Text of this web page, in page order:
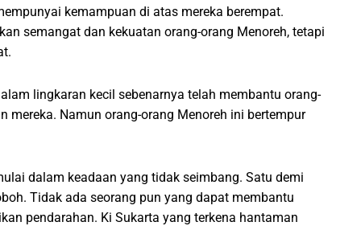
kemampuan di atas mereka berempat.
semangat dan kekuatan orang-orang Menoreh, tetapi
lingkaran kecil sebenarnya telah membantu orang-
mereka. Namun orang-orang Menoreh ini bertempur
dalam keadaan yang tidak seimbang. Satu demi
Tidak ada seorang pun yang dapat membantu
pendarahan. Ki Sukarta yang terkena hantaman